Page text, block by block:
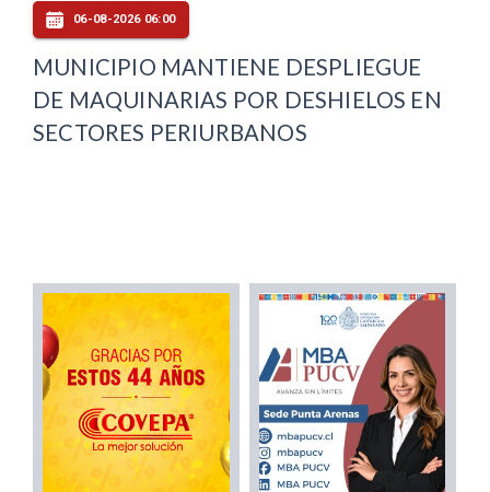
06-08-2026 06:00
MUNICIPIO MANTIENE DESPLIEGUE
DE MAQUINARIAS POR DESHIELOS EN
SECTORES PERIURBANOS